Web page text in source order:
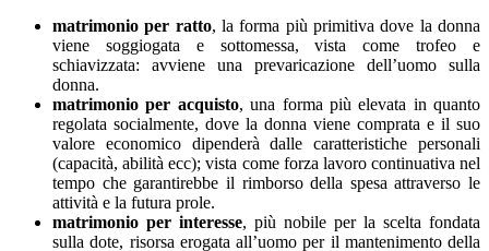
matrimonio per ratto, la forma più primitiva dove la donna
viene soggiogata e sottomessa, vista come trofeo e
schiavizzata: avviene una prevaricazione dell’uomo sulla
donna.
matrimonio per acquisto, una forma più elevata in quanto
regolata socialmente, dove la donna viene comprata e il suo
valore economico dipenderà dalle caratteristiche personali
(capacità, abilità ecc); vista come forza lavoro continuativa nel
tempo che garantirebbe il rimborso della spesa attraverso le
attività e la futura prole.
matrimonio per interesse, più nobile per la scelta fondata
sulla dote, risorsa erogata all’uomo per il mantenimento della